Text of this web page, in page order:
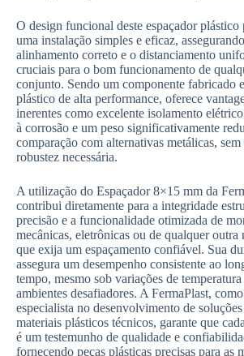
O design funcional deste espaçador plástico
uma instalação simples e eficaz,
alinhamento correto e o distanciamento
cruciais para o bom funcionamento de
conjunto. Sendo um componente fabricado
plástico de alta performance, oferece
inerentes como excelente isolamento
à corrosão e um peso significativamente
comparação com alternativas metálicas,
robustez necessária.
A utilização do Espaçador 8×15 mm da
contribui diretamente para a integridade
precisão e a funcionalidade otimizada de
mecânicas, eletrônicas ou de qualquer outra
que exija um espaçamento confiável. Sua
assegura um desempenho consistente ao
tempo, mesmo sob variações de
ambientes desafiadores. A FermaPlast, como
especialista no desenvolvimento de
materiais plásticos técnicos, garante que
é um testemunho de qualidade e
fornecendo peças plásticas precisas para as